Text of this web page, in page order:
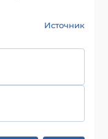
Источник